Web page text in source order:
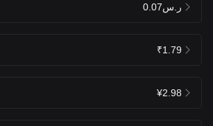
ر.س0.07
₹1.79
¥2.98